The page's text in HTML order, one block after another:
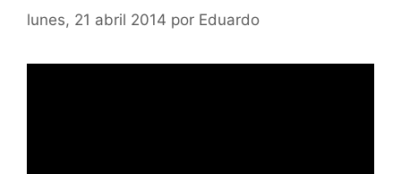
lunes, 21 abril 2014 por Eduardo